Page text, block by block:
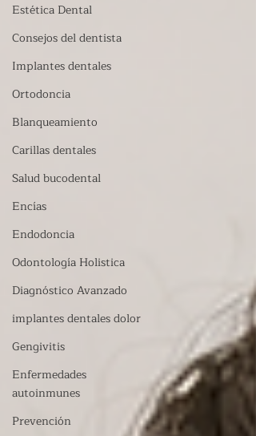
Estética Dental
Consejos del dentista
Implantes dentales
Ortodoncia
Blanqueamiento
Carillas dentales
Salud bucodental
Encías
Endodoncia
Odontología Holistica
Diagnóstico Avanzado
implantes dentales dolor
Gengivitis
Enfermedades
autoinmunes
Prevención